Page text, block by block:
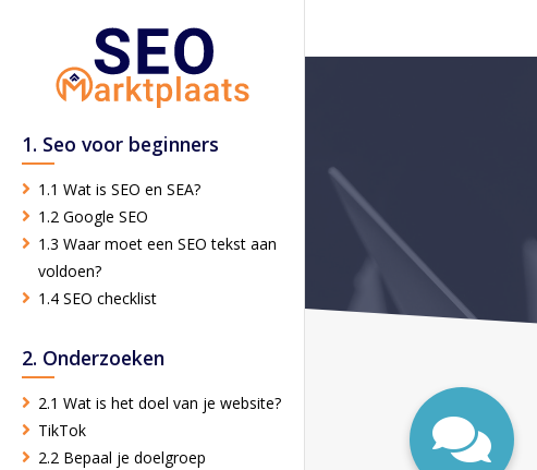
1. Seo voor beginners
1.1 Wat is SEO en SEA?
1.2 Google SEO
1.3 Waar moet een SEO tekst aan
voldoen?
1.4 SEO checklist
2. Onderzoeken
2.1 Wat is het doel van je website?
TikTok
2.2 Bepaal je doelgroep